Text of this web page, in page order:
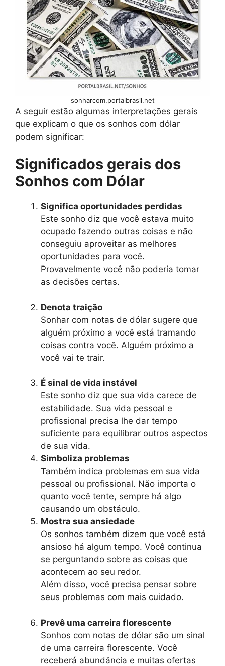
sonharcom.portalbrasil.net
A seguir estão algumas interpretações gerais
que explicam o que os sonhos com dólar
podem significar:
Significados gerais dos
Sonhos com Dólar
Significa oportunidades perdidas
Este sonho diz que você estava muito
ocupado fazendo outras coisas e não
conseguiu aproveitar as melhores
oportunidades para você.
Provavelmente você não poderia tomar
as decisões certas.
Denota traição
Sonhar com notas de dólar sugere que
alguém próximo a você está tramando
coisas contra você. Alguém próximo a
você vai te trair.
É sinal de vida instável
Este sonho diz que sua vida carece de
estabilidade. Sua vida pessoal e
profissional precisa lhe dar tempo
suficiente para equilibrar outros aspectos
de sua vida.
Simboliza problemas
Também indica problemas em sua vida
pessoal ou profissional. Não importa o
quanto você tente, sempre há algo
causando um obstáculo.
Mostra sua ansiedade
Os sonhos também dizem que você está
ansioso há algum tempo. Você continua
se perguntando sobre as coisas que
acontecem ao seu redor.
Além disso, você precisa pensar sobre
seus problemas com mais cuidado.
Prevê uma carreira florescente
Sonhos com notas de dólar são um sinal
de uma carreira florescente. Você
receberá abundância e muitas ofertas